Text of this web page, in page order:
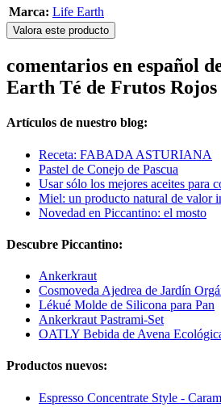
Marca: Life Earth
Valora este producto
comentarios en español
Earth Té de Frutos Rojos
Artículos de nuestro blog:
Receta: FABADA ASTURIANA
Pastel de Conejo de Pascua
Usar sólo los mejores aceites para
Miel: un producto natural de valor
Novedad en Piccantino: el mosto
Descubre Piccantino:
Ankerkraut
Cosmoveda Ajedrea de Jardín
Lékué Molde de Silicona para Pan
Ankerkraut Pastrami-Set
OATLY Bebida de Avena
Productos nuevos:
Espresso Concentrate Style -